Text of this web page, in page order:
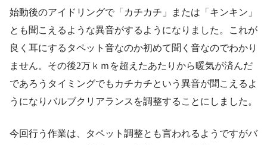
始動後のアイドリングで「カチカチ」または「キンキン」
とも聞こえるような異音がするようになりました。これが
良く耳にするタペット音なのか初めて聞く音なのでわかり
ません。その後2万ｋｍを超えたあたりから暖気が済んだ
であろうタイミングでもカチカチという異音が聞こえるよ
うになりバルブクリアランスを調整することにしました。
今回行う作業は、タペット調整とも言われるようですがバ